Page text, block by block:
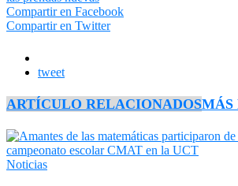
Compartir en Facebook
Compartir en Twitter
tweet
ARTÍCULO RELACIONADOSMÁS
Noticias